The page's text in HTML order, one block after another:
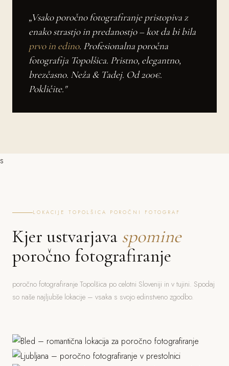
„Vsako poročno fotografiranje pristopiva z
enako strastjo in predanostjo – kot da bi bila
prvo in edino. Profesionalna poročna
fotografija Topolšica. Pristno, elegantno,
brezčasno. Neža & Tadej. Od 200€.
Pokličite."
s
LOKACIJE TOPOLŠICA POROČNI FOTOGRAF
Kjer ustvarjava spomine
poročno fotografiranje
poročno fotografiranje Topolšica po celotni Sloveniji in v tujini. Spodaj
so naše najljubše lokacije – vsaka s svojo edinstveno zgodbo.
Grad, stara mesta, parki
Piran
Morje, mediteranska arhitektura